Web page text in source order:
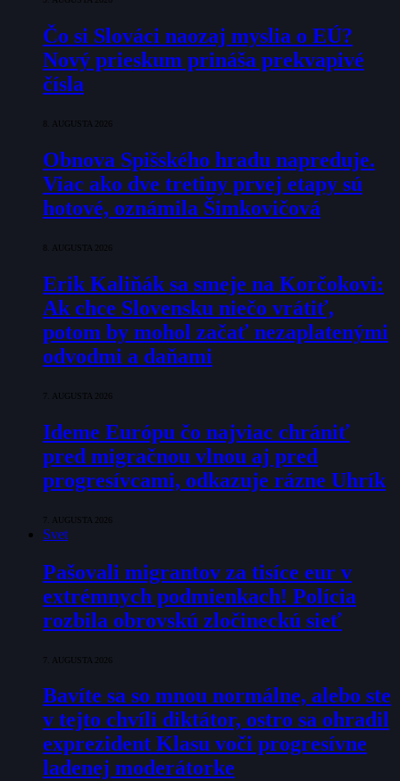
Čo si Slováci naozaj myslia o EÚ?
Nový prieskum prináša prekvapivé
čísla
8. AUGUSTA 2026
Obnova Spišského hradu napreduje.
Viac ako dve tretiny prvej etapy sú
hotové, oznámila Šimkovičová
8. AUGUSTA 2026
Erik Kaliňák sa smeje na Korčokovi:
Ak chce Slovensku niečo vrátiť,
potom by mohol začať nezaplatenými
odvodmi a daňami
7. AUGUSTA 2026
Ideme Európu čo najviac chrániť
pred migračnou vlnou aj pred
progresívcami, odkazuje rázne Uhrík
7. AUGUSTA 2026
Svet
Pašovali migrantov za tisíce eur v
extrémnych podmienkach! Polícia
rozbila obrovskú zločineckú sieť
7. AUGUSTA 2026
Bavíte sa so mnou normálne, alebo ste
v tejto chvíli diktátor, ostro sa ohradil
exprezident Klasu voči progresívne
ladenej moderátorke